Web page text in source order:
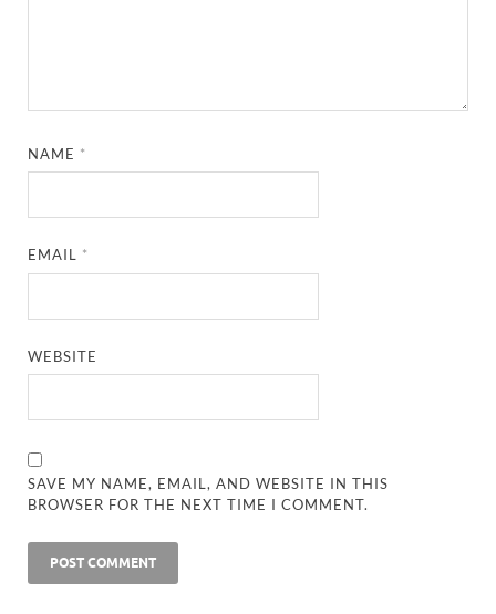
NAME *
EMAIL *
WEBSITE
SAVE MY NAME, EMAIL, AND WEBSITE IN THIS
BROWSER FOR THE NEXT TIME I COMMENT.